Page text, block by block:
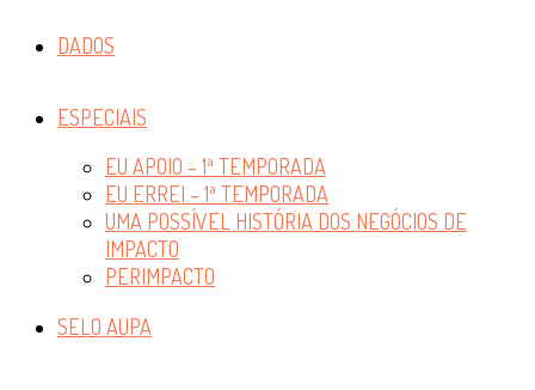
DADOS
ESPECIAIS
EU APOIO – 1ª TEMPORADA
EU ERREI – 1ª TEMPORADA
UMA POSSÍVEL HISTÓRIA DOS NEGÓCIOS DE
IMPACTO
PERIMPACTO
SELO AUPA